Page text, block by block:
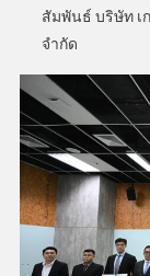
สัมพันธ์ บริษัท เ
จำกัด